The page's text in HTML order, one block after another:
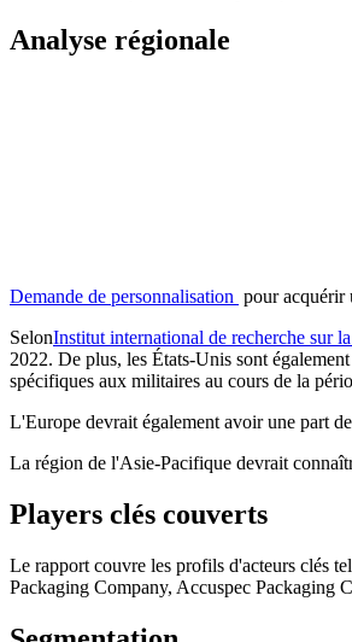
Analyse régionale
Demande de personnalisation pour acquérir
SelonInstitut international de recherche sur
2022. De plus, les États-Unis sont
spécifiques aux militaires au cours de la
L'Europe devrait également avoir une part
La région de l'Asie-Pacifique devrait
Players clés couverts
Le rapport couvre les profils d'acteurs clés
Packaging Company, Accuspec Packaging